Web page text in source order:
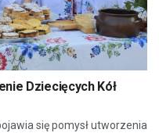
Dziecięcych Kół
się pomysł utworzenia